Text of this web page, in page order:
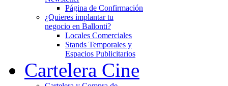
Página de Confirmación
¿Quieres implantar tu
negocio en Ballonti?
Locales Comerciales
Stands Temporales y
Espacios Publicitarios
Cartelera Cine